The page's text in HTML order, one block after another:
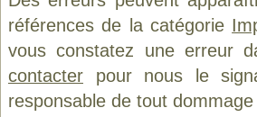
références de la catégorie
vous constatez une erreur
contacter pour nous le
responsable de tout